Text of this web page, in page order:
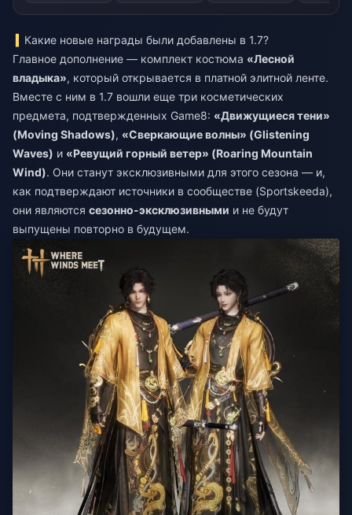
Какие новые награды были добавлены в 1.7?
Главное дополнение — комплект костюма «Лесной
владыка», который открывается в платной элитной ленте.
Вместе с ним в 1.7 вошли еще три косметических
предмета, подтвержденных Game8: «Движущиеся тени»
(Moving Shadows), «Сверкающие волны» (Glistening
Waves) и «Ревущий горный ветер» (Roaring Mountain
Wind). Они станут эксклюзивными для этого сезона — и,
как подтверждают источники в сообществе (Sportskeeda),
они являются сезонно-эксклюзивными и не будут
выпущены повторно в будущем.